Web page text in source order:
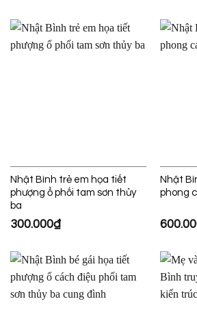
Nhật Bình trẻ em họa tiết
phượng ổ phối tam sơn thủy
ba
300.000₫
Nhật
phong